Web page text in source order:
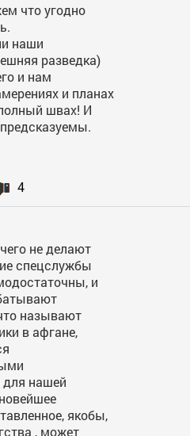
что угодно
наши
разведка)
и нам
и планах
швах! И
4
не делают
спецслужбы
и
называют
в афгане,
для нашей
якобы,
, может